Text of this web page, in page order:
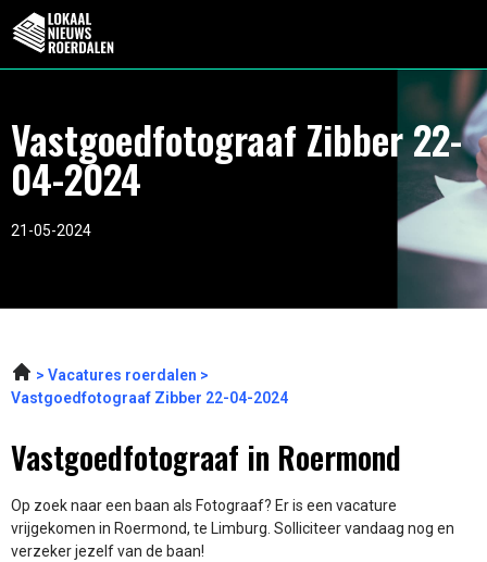
Vastgoedfotograaf Zibber 22-
04-2024
21-05-2024
Vacatures roerdalen
Vastgoedfotograaf Zibber 22-04-2024
Vastgoedfotograaf in Roermond
Op zoek naar een baan als Fotograaf? Er is een vacature
vrijgekomen in Roermond, te Limburg. Solliciteer vandaag nog en
verzeker jezelf van de baan!